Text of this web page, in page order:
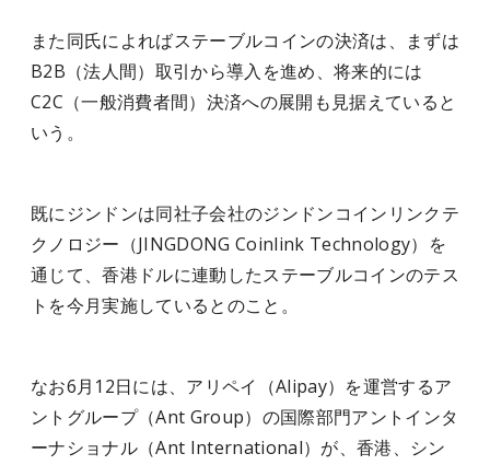
また同氏によればステーブルコインの決済は、まずは
B2B（法人間）取引から導入を進め、将来的には
C2C（一般消費者間）決済への展開も見据えていると
いう。
既にジンドンは同社子会社のジンドンコインリンクテ
クノロジー（JINGDONG Coinlink Technology）を
通じて、香港ドルに連動したステーブルコインのテス
トを今月実施しているとのこと。
なお6月12日には、アリペイ（Alipay）を運営するア
ントグループ（Ant Group）の国際部門アントインタ
ーナショナル（Ant International）が、香港、シン